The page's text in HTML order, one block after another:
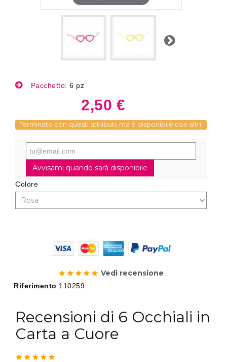
Successivo
Pacchetto: 6 pz
2,50 €
Terminato con questi attributi, ma è disponibile con altri.
Avvisami quando sarà disponibile
Colore
Vedi recensione
Riferimento 110259
Recensioni di 6 Occhiali in
Carta a Cuore